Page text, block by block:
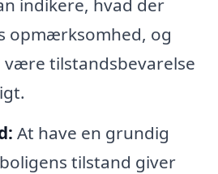
indikere, hvad der
opmærksomhed, og
være tilstandsbevarelse
At have en grundig
tilstand giver